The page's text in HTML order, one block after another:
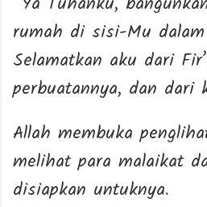
rumah di sisi-Mu
Selamatkan aku dari
perbuatannya, dan dari
Allah membuka
melihat para malaikat
disiapkan untuknya.